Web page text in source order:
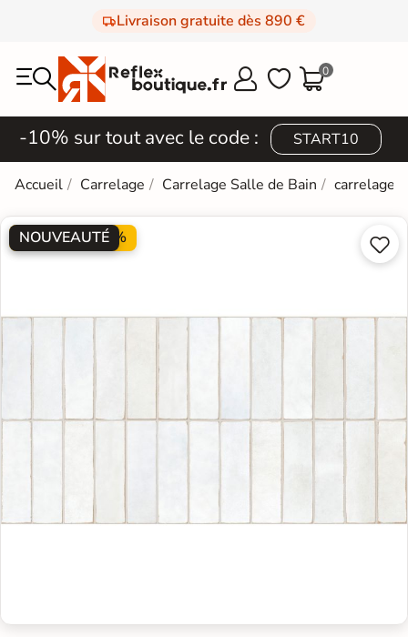
Livraison gratuite dès 890 €
  0
-10% sur tout avec le code : START10
Accueil Carrelage Carrelage Salle de Bain carrelage
PROMO -20%
NOUVEAUTÉ 
